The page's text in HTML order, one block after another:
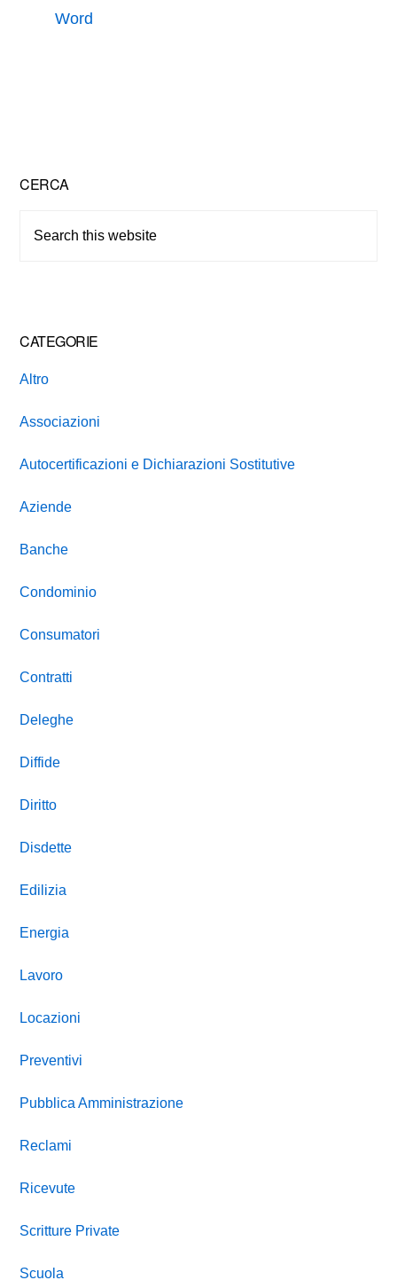
Word
Primary
Sidebar
CERCA
CATEGORIE
Altro
Associazioni
Autocertificazioni e Dichiarazioni Sostitutive
Aziende
Banche
Condominio
Consumatori
Contratti
Deleghe
Diffide
Diritto
Disdette
Edilizia
Energia
Lavoro
Locazioni
Preventivi
Pubblica Amministrazione
Reclami
Ricevute
Scritture Private
Scuola